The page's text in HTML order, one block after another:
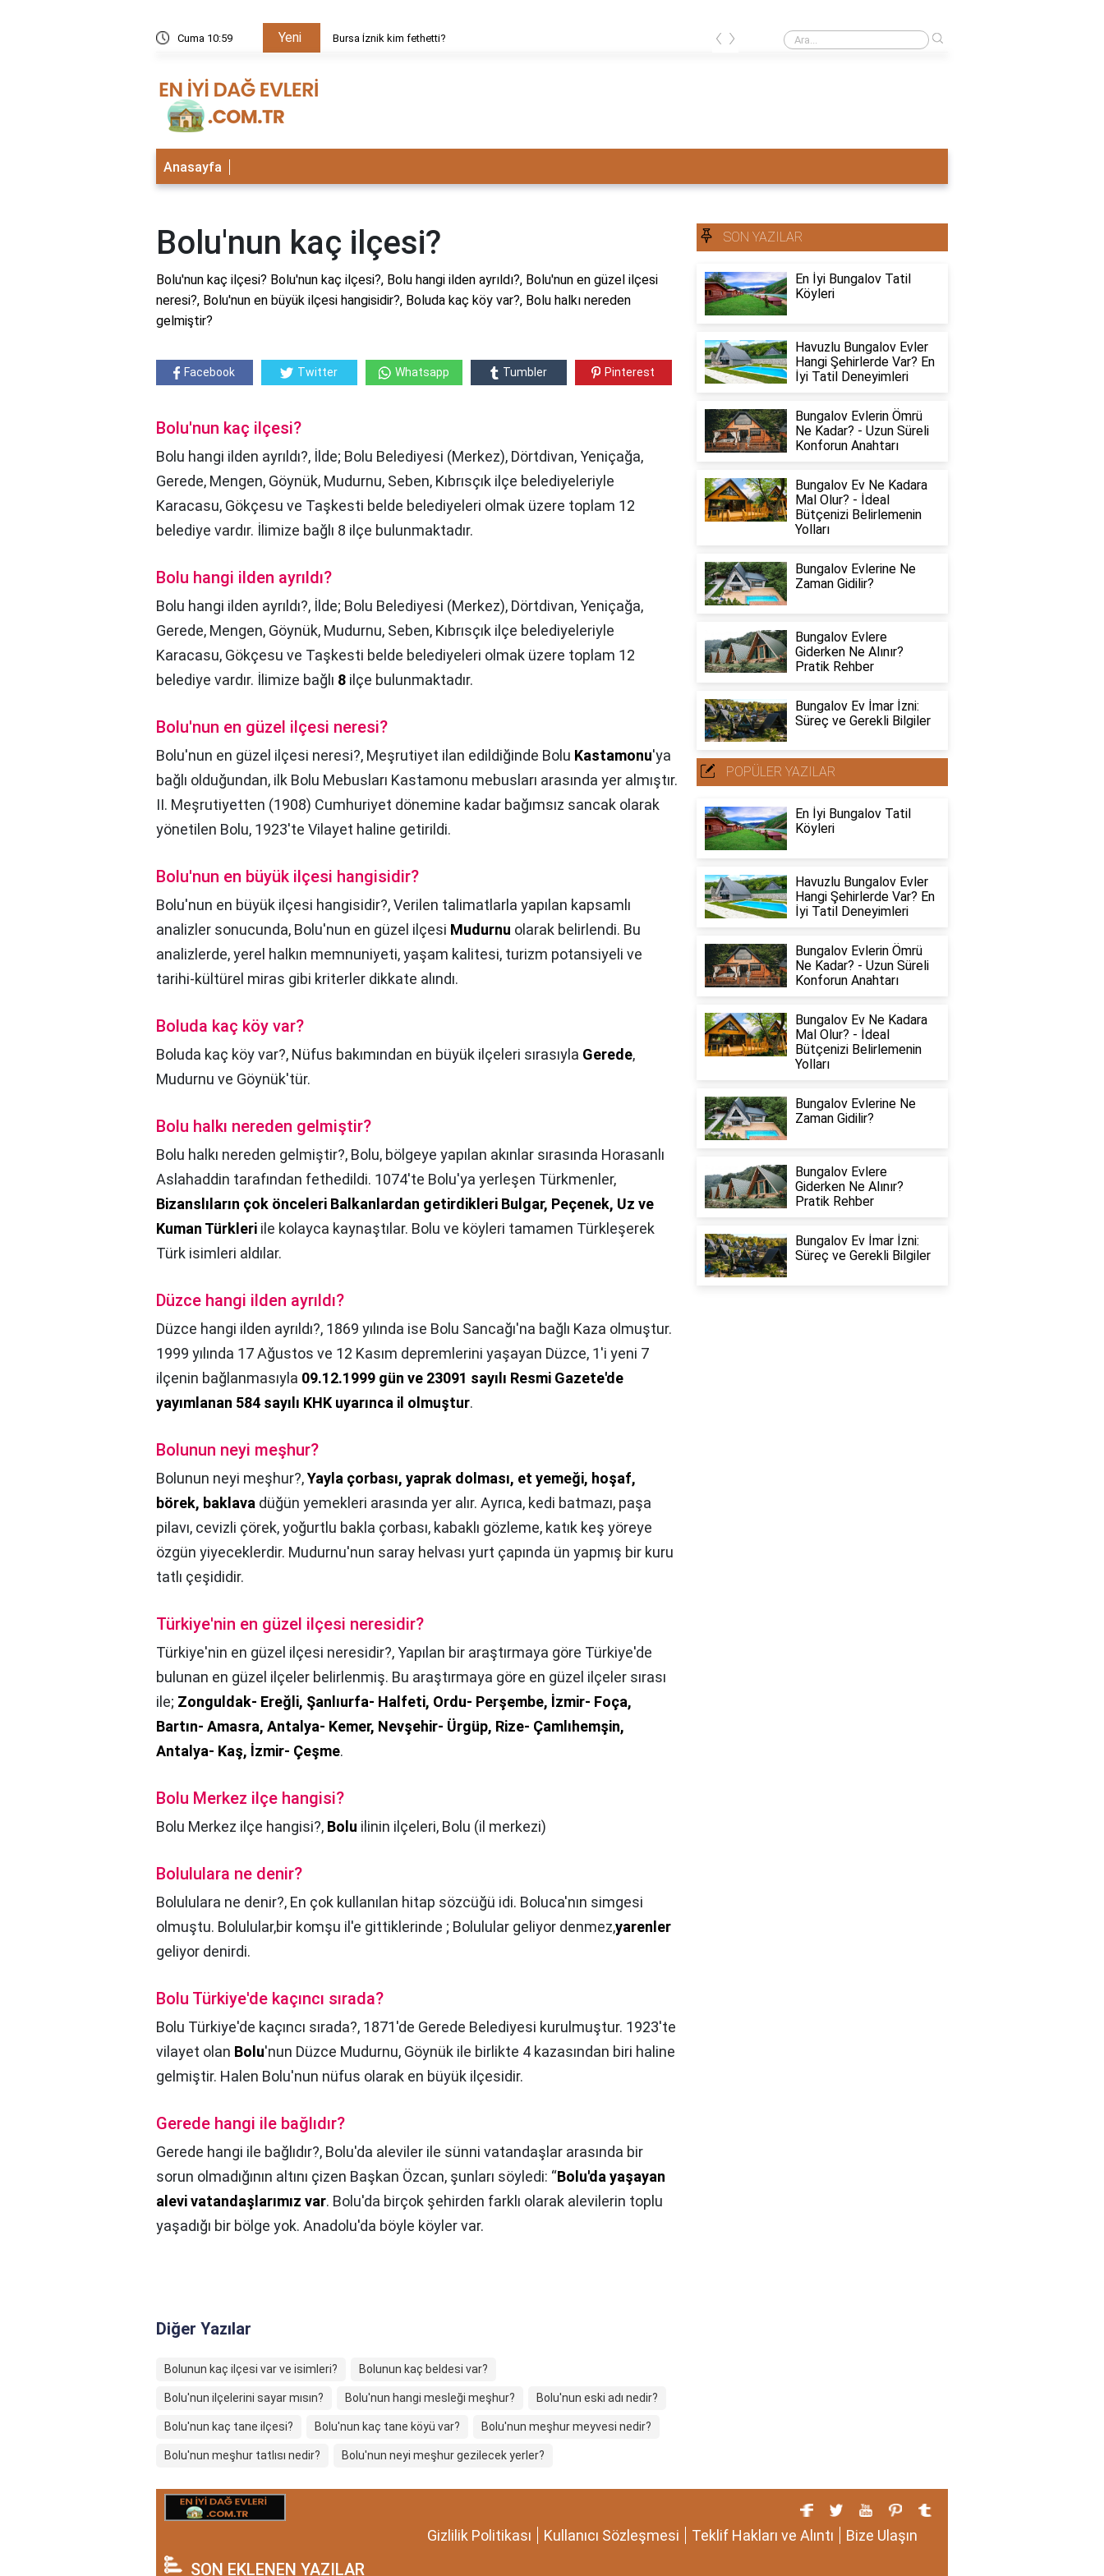
Cuma 10:59 Yeni Bursa İznik kim fethetti? Ahşap ev mi pahalı beton ev mi?
‹ ›
Anasayfa
Bolu'nun kaç ilçesi?
Bolu'nun kaç ilçesi? Bolu'nun kaç ilçesi?, Bolu hangi ilden ayrıldı?, Bolu'nun en güzel ilçesi
neresi?, Bolu'nun en büyük ilçesi hangisidir?, Boluda kaç köy var?, Bolu halkı nereden
gelmiştir?
Facebook Twitter Whatsapp Tumbler Pinterest
Bolu'nun kaç ilçesi?
Bolu hangi ilden ayrıldı?, İlde; Bolu Belediyesi (Merkez), Dörtdivan, Yeniçağa,
Gerede, Mengen, Göynük, Mudurnu, Seben, Kıbrısçık ilçe belediyeleriyle
Karacasu, Gökçesu ve Taşkesti belde belediyeleri olmak üzere toplam 12
belediye vardır. İlimize bağlı 8 ilçe bulunmaktadır.
Bolu hangi ilden ayrıldı?
Bolu hangi ilden ayrıldı?, İlde; Bolu Belediyesi (Merkez), Dörtdivan, Yeniçağa,
Gerede, Mengen, Göynük, Mudurnu, Seben, Kıbrısçık ilçe belediyeleriyle
Karacasu, Gökçesu ve Taşkesti belde belediyeleri olmak üzere toplam 12
belediye vardır. İlimize bağlı 8 ilçe bulunmaktadır.
Bolu'nun en güzel ilçesi neresi?
Bolu'nun en güzel ilçesi neresi?, Meşrutiyet ilan edildiğinde Bolu Kastamonu'ya
bağlı olduğundan, ilk Bolu Mebusları Kastamonu mebusları arasında yer almıştır.
II. Meşrutiyetten (1908) Cumhuriyet dönemine kadar bağımsız sancak olarak
yönetilen Bolu, 1923'te Vilayet haline getirildi.
Bolu'nun en büyük ilçesi hangisidir?
Bolu'nun en büyük ilçesi hangisidir?,Verilen talimatlarla yapılan kapsamlı
analizler sonucunda, Bolu'nun en güzel ilçesi Mudurnu olarak belirlendi. Bu
analizlerde, yerel halkın memnuniyeti, yaşam kalitesi, turizm potansiyeli ve
tarihi-kültürel miras gibi kriterler dikkate alındı.
Boluda kaç köy var?
Boluda kaç köy var?, Nüfus bakımından en büyük ilçeleri sırasıyla Gerede,
Mudurnu ve Göynük'tür.
Bolu halkı nereden gelmiştir?
Bolu halkı nereden gelmiştir?, Bolu, bölgeye yapılan akınlar sırasında Horasanlı
Aslahaddin tarafından fethedildi. 1074'te Bolu'ya yerleşen Türkmenler,
Bizanslıların çok önceleri Balkanlardan getirdikleri Bulgar, Peçenek, Uz ve
Kuman Türkleri ile kolayca kaynaştılar. Bolu ve köyleri tamamen Türkleşerek
Türk isimleri aldılar.
Düzce hangi ilden ayrıldı?
Düzce hangi ilden ayrıldı?, 1869 yılında ise Bolu Sancağı'na bağlı Kaza olmuştur.
1999 yılında 17 Ağustos ve 12 Kasım depremlerini yaşayan Düzce, 1'i yeni 7
ilçenin bağlanmasıyla 09.12.1999 gün ve 23091 sayılı Resmi Gazete'de
yayımlanan 584 sayılı KHK uyarınca il olmuştur.
Bolunun neyi meşhur?
Bolunun neyi meşhur?,Yayla çorbası, yaprak dolması, et yemeği, hoşaf,
börek, baklava düğün yemekleri arasında yer alır. Ayrıca, kedi batmazı, paşa
pilavı, cevizli çörek, yoğurtlu bakla çorbası, kabaklı gözleme, katık keş yöreye
özgün yiyeceklerdir. Mudurnu'nun saray helvası yurt çapında ün yapmış bir kuru
tatlı çeşididir.
Türkiye'nin en güzel ilçesi neresidir?
Türkiye'nin en güzel ilçesi neresidir?,Yapılan bir araştırmaya göre Türkiye'de
bulunan en güzel ilçeler belirlenmiş. Bu araştırmaya göre en güzel ilçeler sırası
ile; Zonguldak- Ereğli, Şanlıurfa- Halfeti, Ordu- Perşembe, İzmir- Foça,
Bartın- Amasra, Antalya- Kemer, Nevşehir- Ürgüp, Rize- Çamlıhemşin,
Antalya- Kaş, İzmir- Çeşme.
Bolu Merkez ilçe hangisi?
Bolu Merkez ilçe hangisi?, Bolu ilinin ilçeleri, Bolu (il merkezi)
Bolululara ne denir?
Bolululara ne denir?, En çok kullanılan hitap sözcüğü idi. Boluca'nın simgesi
olmuştu. Bolulular,bir komşu il'e gittiklerinde ; Bolulular geliyor denmez,yarenler
geliyor denirdi.
Bolu Türkiye'de kaçıncı sırada?
Bolu Türkiye'de kaçıncı sırada?, 1871'de Gerede Belediyesi kurulmuştur. 1923'te
vilayet olan Bolu'nun Düzce Mudurnu, Göynük ile birlikte 4 kazasından biri haline
gelmiştir. Halen Bolu'nun nüfus olarak en büyük ilçesidir.
Gerede hangi ile bağlıdır?
Gerede hangi ile bağlıdır?, Bolu'da aleviler ile sünni vatandaşlar arasında bir
sorun olmadığının altını çizen Başkan Özcan, şunları söyledi: “Bolu'da yaşayan
alevi vatandaşlarımız var. Bolu'da birçok şehirden farklı olarak alevilerin toplu
yaşadığı bir bölge yok. Anadolu'da böyle köyler var.
Diğer Yazılar
Bolunun kaç ilçesi var ve isimleri? Bolunun kaç beldesi var?
Bolu'nun ilçelerini sayar mısın? Bolu'nun hangi mesleği meşhur? Bolu'nun eski adı nedir?
Bolu'nun kaç tane ilçesi? Bolu'nun kaç tane köyü var? Bolu'nun meşhur meyvesi nedir?
Bolu'nun meşhur tatlısı nedir? Bolu'nun neyi meşhur gezilecek yerler?
SON YAZILAR
En İyi Bungalov Tatil
Köyleri
Havuzlu Bungalov Evler
Hangi Şehirlerde Var? En
İyi Tatil Deneyimleri
Bungalov Evlerin Ömrü
Ne Kadar? - Uzun Süreli
Konforun Anahtarı
Bungalov Ev Ne Kadara
Mal Olur? - İdeal
Bütçenizi Belirlemenin
Yolları
Bungalov Evlerine Ne
Zaman Gidilir?
Bungalov Evlere
Giderken Ne Alınır?
Pratik Rehber
Bungalov Ev İmar İzni:
Süreç ve Gerekli Bilgiler
POPÜLER YAZILAR
En İyi Bungalov Tatil
Köyleri
Havuzlu Bungalov Evler
Hangi Şehirlerde Var? En
İyi Tatil Deneyimleri
Bungalov Evlerin Ömrü
Ne Kadar? - Uzun Süreli
Konforun Anahtarı
Bungalov Ev Ne Kadara
Mal Olur? - İdeal
Bütçenizi Belirlemenin
Yolları
Bungalov Evlerine Ne
Zaman Gidilir?
Bungalov Evlere
Giderken Ne Alınır?
Pratik Rehber
Bungalov Ev İmar İzni:
Süreç ve Gerekli Bilgiler
Gizlilik Politikası Kullanıcı Sözleşmesi Teklif Hakları ve Alıntı Bize Ulaşın
SON EKLENEN YAZILAR